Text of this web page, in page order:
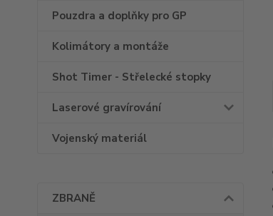
Pouzdra a doplňky pro GP
Kolimátory a montáže
Shot Timer - Střelecké stopky
Laserové gravírování
Vojenský materiál
ZBRANĚ